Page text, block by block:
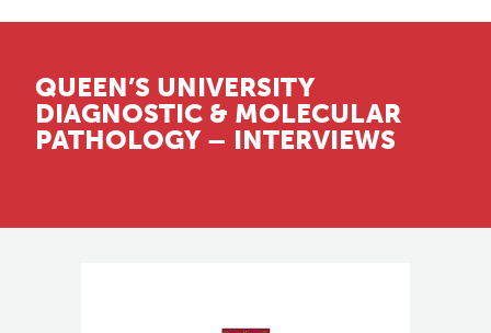
QUEEN’S UNIVERSITY
DIAGNOSTIC & MOLECULAR
PATHOLOGY – INTERVIEWS